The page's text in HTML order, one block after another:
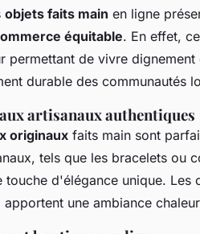
objets faits main en ligne
équitable. En effet,
permettant de vivre
durable des communautés
artisanaux authentiques
originaux faits main sont
tels que les bracelets ou
touche d'élégance unique.
une ambiance